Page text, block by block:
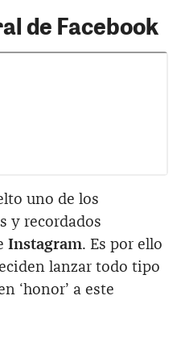
de Facebook
uno de los
y recordados
Instagram. Es por ello
lanzar todo tipo
‘honor’ a este